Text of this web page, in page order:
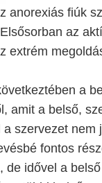
anorexiás fiúk
az
extrém
a
amit a belső,
a szervezet nem
fontos
de idővel a